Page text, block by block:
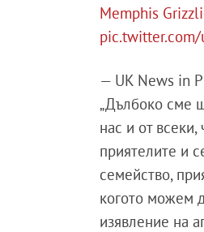
Memphis
pic.twitter.com/
— UK News in
„Дълбоко сме
нас и от
приятелите и
семейство,
когото можем
изявление на